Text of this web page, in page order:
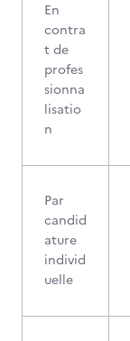
En
contra
t de
profes
sionna
lisatio
n
Par
candid
ature
individ
uelle